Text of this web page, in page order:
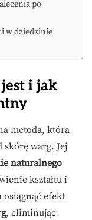
po
w dziedzinie
i jak
metoda, która
skórę warg. Jej
naturalnego
kształtu i
osiągnąć efekt
, eliminując